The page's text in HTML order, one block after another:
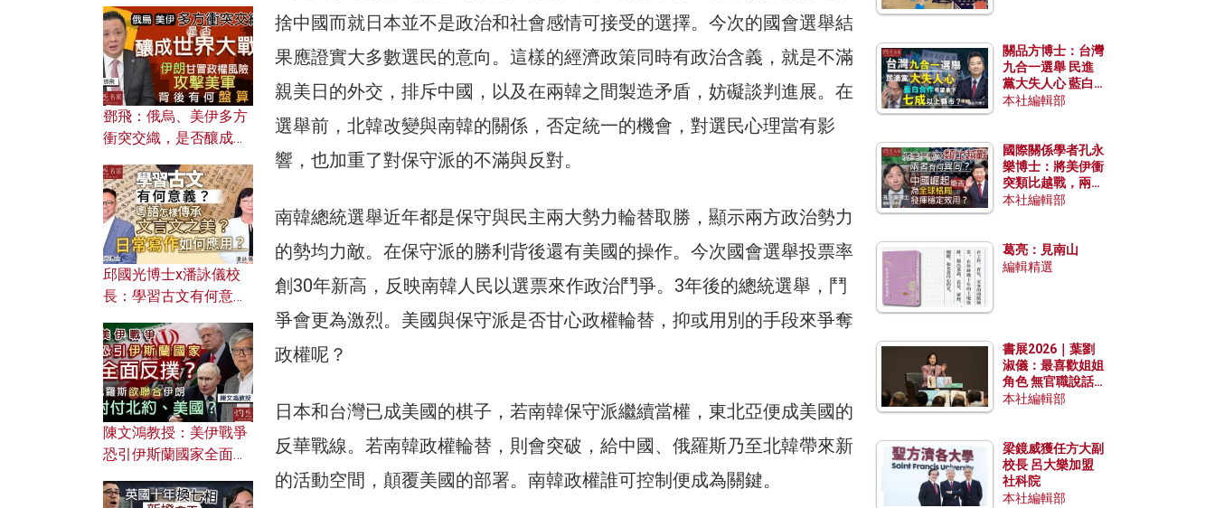
捨中國而就日本並不是政治和社會感情可接受的選擇。今次的國會選舉結
果應證實大多數選民的意向。這樣的經濟政策同時有政治含義，就是不滿
親美日的外交，排斥中國，以及在兩韓之間製造矛盾，妨礙談判進展。在
選舉前，北韓改變與南韓的關係，否定統一的機會，對選民心理當有影
響，也加重了對保守派的不滿與反對。
南韓總統選舉近年都是保守與民主兩大勢力輪替取勝，顯示兩方政治勢力
的勢均力敵。在保守派的勝利背後還有美國的操作。今次國會選舉投票率
創30年新高，反映南韓人民以選票來作政治鬥爭。3年後的總統選舉，鬥
爭會更為激烈。美國與保守派是否甘心政權輪替，抑或用別的手段來爭奪
政權呢？
日本和台灣已成美國的棋子，若南韓保守派繼續當權，東北亞便成美國的
反華戰線。若南韓政權輪替，則會突破，給中國、俄羅斯乃至北韓帶來新
的活動空間，顛覆美國的部署。南韓政權誰可控制便成為關鍵。
鄧飛：俄烏、美伊多方
衝突交織，是否釀成世
風險攻擊美軍，背後有
何盤算？
邱國光博士x潘詠儀校
長：學習古文有何意
文之美？ 日常寫作如何
應用？
陳文鴻教授：美伊戰爭
恐引伊斯蘭國家全面反
對付北約美國？
關品方博士：台灣
九合一選舉 民進
黨大失人心 藍白
合作有望拿下七成
本社編輯部
國際關係學者孔永
樂博士：將美伊衝
突類比越戰，兩者
有何異同？中國崛
本社編輯部
葛亮：見南山
編輯精選
書展2026｜葉劉
淑儀：最喜歡姐姐
角色 無官職說話
包袱少
本社編輯部
梁鏡威獲任方大副
校長 呂大樂加盟
社科院
本社編輯部